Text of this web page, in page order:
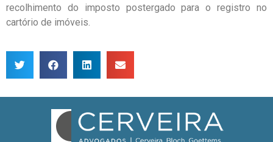
recolhimento do imposto postergado para o registro no
cartório de imóveis.